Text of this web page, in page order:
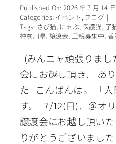
Published On: 2026 年 7 月 14 日
Categories: イベント , ブログ |
Tags: さび猫, にゃぶ, 保護猫,子
神奈川県, 譲渡会, 里親募集中,香
(みんニャ頑張りま
会にお越し頂き、 あ
た こんばんは。 「
す。 7/12(日)、＠オ
譲渡会にお越し頂い
りがとうございまし